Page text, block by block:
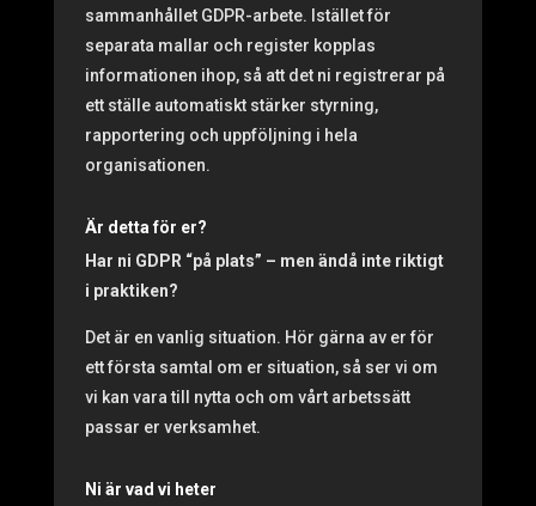
sammanhållet GDPR-arbete. Istället för
separata mallar och register kopplas
informationen ihop, så att det ni registrerar på
ett ställe automatiskt stärker styrning,
rapportering och uppföljning i hela
organisationen.
Är detta för er?
Har ni GDPR “på plats” – men ändå inte riktigt
i praktiken?
Det är en vanlig situation. Hör gärna av er för
ett första samtal om er situation, så ser vi om
vi kan vara till nytta och om vårt arbetssätt
passar er verksamhet.
Ni är vad vi heter